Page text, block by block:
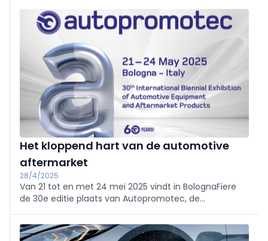
jaar ervaring biedt Sidem hoogwaardige producten die
voldoen aan de strengste kwaliteitsnormen. Het
aanbod omvat onder andere stuurkogels, fuseekogels,
draagarmen en stabilisatorstangen. Sidem streeft
ernaar om voortdurend innovatieve oplossingen te
ontwikkelen om aan de behoeften van hun klanten te
voldoen. Met een wereldwijd distributienetwerk
bedienen ze klanten over de hele wereld. Bezoek de
website www.sidem.eu voor meer informatie over het
assortiment en de diensten van Sidem.
Het kloppend hart van de automotive
aftermarket
28/4/2025
Van 21 tot en met 24 mei 2025 vindt in BolognaFiere
de 30e editie plaats van Autopromotec, de
automotive aftermarket.